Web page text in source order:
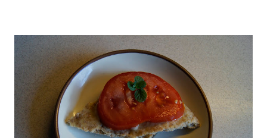
weganie (ludzie, którzy nie spożywają mięsa i produktów
pochodzenia zwierzęcego), laktoowowegetarianie (osoby, które
nie spożywają produktów mięsnych, ale włączają do diety
produkty pochodzenia zwierzęcego, takie jak mleko, przetwory
mleczne i jajka), osoby po 50 roku życia, niezależnie od ich diety,
osoby, które poddały się operacji żołądka lub którym wycięto